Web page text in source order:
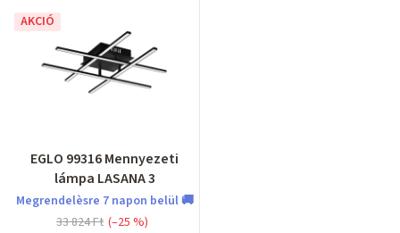
AKCIÓ
EGLO 99316 Mennyezeti
lámpa LASANA 3
Megrendelèsre 7 napon belül 🚚
33 824 Ft (–25 %)